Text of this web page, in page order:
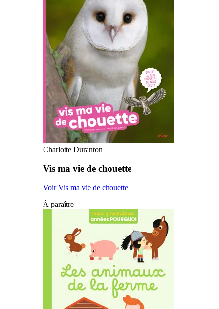
Charlotte Duranton
Vis ma vie de chouette
Voir Vis ma vie de chouette
À paraître